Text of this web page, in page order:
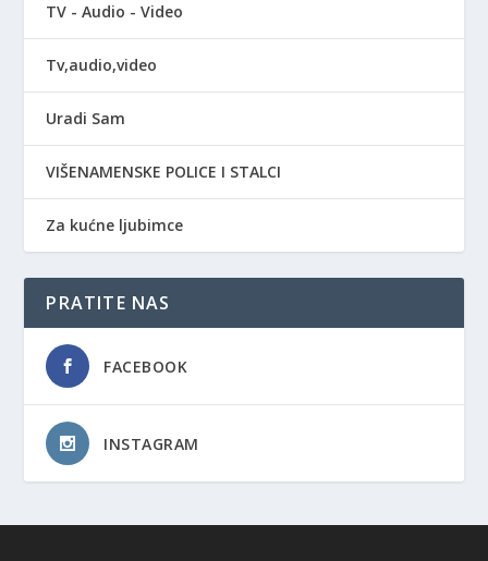
TV - Audio - Video
Tv,audio,video
Uradi Sam
VIŠENAMENSKE POLICE I STALCI
Za kućne ljubimce
PRATITE NAS
FACEBOOK
INSTAGRAM